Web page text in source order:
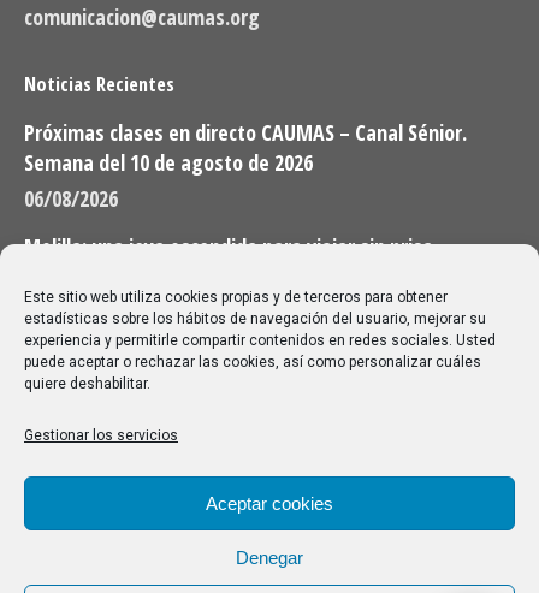
Este sitio web utiliza cookies propias y de terceros para obtener
estadísticas sobre los hábitos de navegación del usuario, mejorar su
experiencia y permitirle compartir contenidos en redes sociales. Usted
puede aceptar o rechazar las cookies, así como personalizar cuáles
quiere deshabilitar.
Gestionar los servicios
Aceptar cookies
Denegar
comunicacion@caumas.org
Noticias Recientes
Próximas clases en directo CAUMAS – Canal Sénior.
Semana del 10 de agosto de 2026
06/08/2026
Melilla: una joya escondida para viajar sin prisa
28/07/2026
Buscar
Buscar:
Aviso Legal|Política de privacidad|Política de cookies